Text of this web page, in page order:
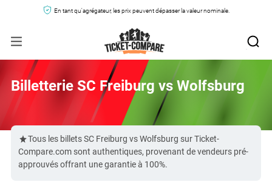
En tant qu'agrégateur, les prix peuvent dépasser la valeur nominale.
Billetterie SC Freiburg vs Wolfsburg
Tous les billets SC Freiburg vs Wolfsburg sur Ticket-
Compare.com sont authentiques, provenant de vendeurs pré-
approuvés offrant une garantie à 100%.